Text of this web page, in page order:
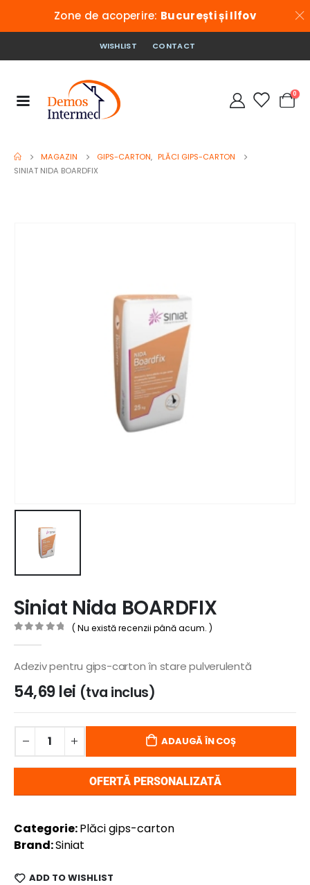
Zone de acoperire: București și Ilfov
WISHLIST CONTACT
0
MAGAZIN GIPS-CARTON, PLĂCI GIPS-CARTON
SINIAT NIDA BOARDFIX
Siniat Nida BOARDFIX
( Nu există recenzii până acum. )
Adeziv pentru gips-carton în stare pulverulentă
54,69lei (tva inclus)
ADAUGĂ ÎN COȘ
OFERTĂ PERSONALIZATĂ
Categorie:Plăci gips-carton
Brand:Siniat
ADD TO WISHLIST